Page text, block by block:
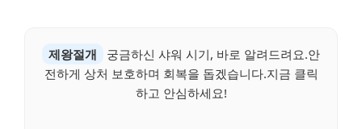
제왕절개
궁금하신 샤워 시기, 바로 알려드려요.안
전하게 상처 보호하며 회복을 돕겠습니다.지금 클릭
하고 안심하세요!